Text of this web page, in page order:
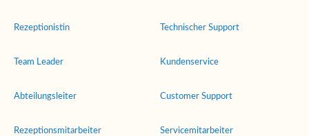
Rezeptionistin
Team Leader
Abteilungsleiter
Rezeptionsmitarbeiter
Technischer Support
Kundenservice
Customer Support
Servicemitarbeiter